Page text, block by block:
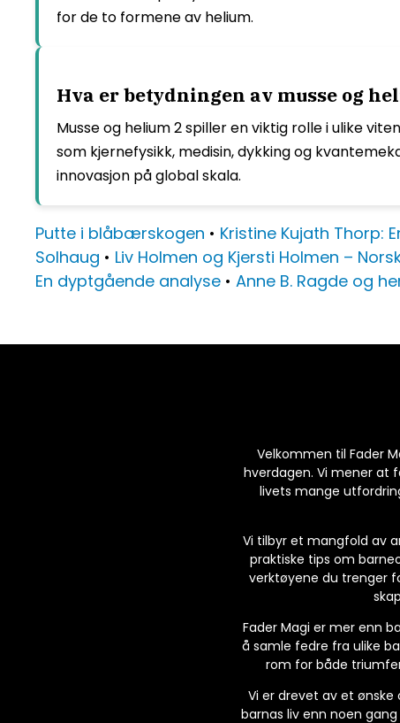
for de to formene av helium.
Hva er betydningen av musse og
Musse og helium 2 spiller en viktig rolle i ulike
som kjernefysikk, medisin, dykking og
innovasjon på global skala.
Putte i blåbærskogen • Kristine Kujath Thorp:
Solhaug • Liv Holmen og Kjersti Holmen –
En dyptgående analyse • Anne B. Ragde og
Velkommen til Fader
hverdagen. Vi mener at
livets mange
Vi tilbyr et mangfold av
praktiske tips om
verktøyene du trenger
Fader Magi er mer enn
å samle fedre fra ulike
rom for både
Vi er drevet av et
barnas liv enn noen